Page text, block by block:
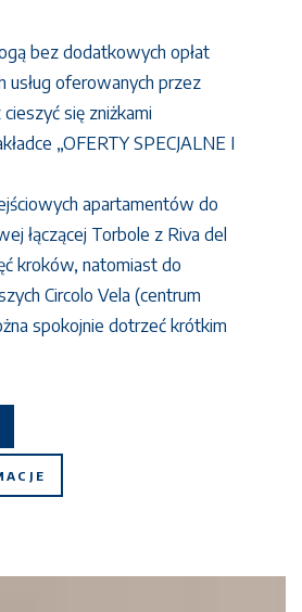
bez dodatkowych opłat
usług oferowanych przez
się zniżkami
„OFERTY SPECJALNE I
apartamentów do
łączącej Torbole z Riva del
kroków, natomiast do
Circolo Vela (centrum
spokojnie dotrzeć krótkim